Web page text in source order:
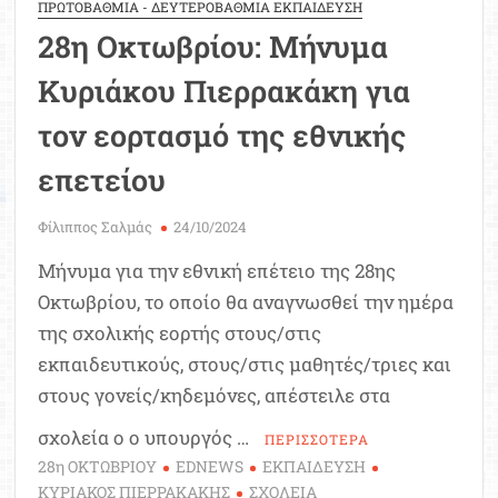
ΠΡΩΤΟΒΑΘΜΙΑ - ΔΕΥΤΕΡΟΒΑΘΜΙΑ ΕΚΠΑΙΔΕΥΣΗ
28η Οκτωβρίου: Μήνυμα
Κυριάκου Πιερρακάκη για
τον εορτασμό της εθνικής
επετείου
Φίλιππος Σαλμάς 24/10/2024
Μήνυμα για την εθνική επέτειο της 28ης
Οκτωβρίου, το οποίο θα αναγνωσθεί την ημέρα
της σχολικής εορτής στους/στις
εκπαιδευτικούς, στους/στις μαθητές/τριες και
στους γονείς/κηδεμόνες, απέστειλε στα
σχολεία ο ο υπουργός …
ΠΕΡΙΣΣΟΤΕΡΑ
28η ΟΚΤΩΒΡΙΟΥ EDNEWS
ΕΚΠΑΙΔΕΥΣΗ
ΚΥΡΙΑΚΟΣ ΠΙΕΡΡΑΚΑΚΗΣ
ΣΧΟΛΕΙΑ